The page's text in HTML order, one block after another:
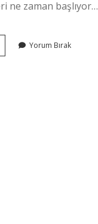
ne zaman başlıyor…
Yorum Bırak